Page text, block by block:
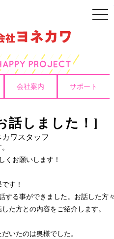
会社案内 サポート
話しました！]
カワスタッフ
くお願いします！
す！
する事ができました。お話した方
た方との内容をご紹介します。
いたのは奥様でした。